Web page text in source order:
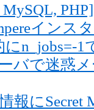
PHP]
インス
にn_jobs=-
バで迷惑
報にSecret